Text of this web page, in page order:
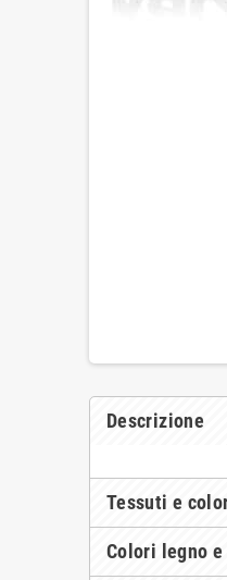
Descrizione
Tessuti e
Colori legno